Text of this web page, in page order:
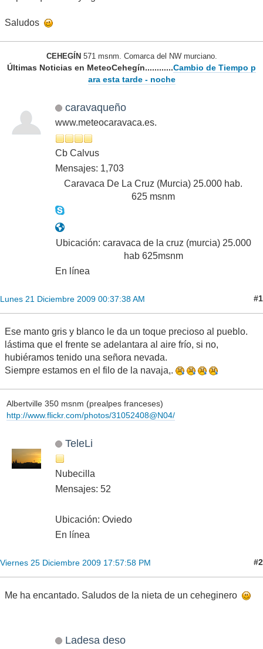
Saludos
CEHEGÍN 571 msnm. Comarca del NW murciano.
Últimas Noticias en MeteoCehegín............Cambio de Tiempo p
ara esta tarde - noche
caravaqueño
www.meteocaravaca.es.
Cb Calvus
Mensajes: 1,703
Caravaca De La Cruz (Murcia) 25.000 hab.
625 msnm
Ubicación: caravaca de la cruz (murcia) 25.000
hab 625msnm
En línea
Lunes 21 Diciembre 2009 00:37:38 AM #1
Ese manto gris y blanco le da un toque precioso al pueblo.
lástima que el frente se adelantara al aire frío, si no,
hubiéramos tenido una señora nevada.
Siempre estamos en el filo de la navaja,.
Albertville 350 msnm (prealpes franceses)
http://www.flickr.com/photos/31052408@N04/
TeleLi
Nubecilla
Mensajes: 52
Ubicación: Oviedo
En línea
Viernes 25 Diciembre 2009 17:57:58 PM #2
Me ha encantado. Saludos de la nieta de un ceheginero
Ladesa deso